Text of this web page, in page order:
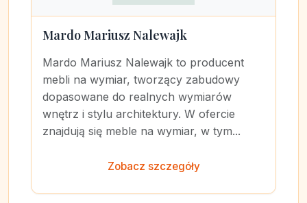
Mardo Mariusz Nalewajk
Mardo Mariusz Nalewajk to producent
mebli na wymiar, tworzący zabudowy
dopasowane do realnych wymiarów
wnętrz i stylu architektury. W ofercie
znajdują się meble na wymiar, w tym...
Zobacz szczegóły